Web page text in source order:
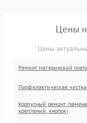
Цены
Цены
Ремонт материнской
Профилактическая чистка
Корпусный ремонт
креплений, кнопок)